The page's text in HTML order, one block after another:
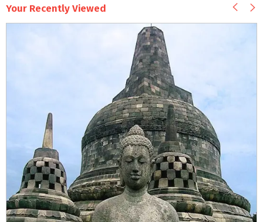
Your Recently Viewed